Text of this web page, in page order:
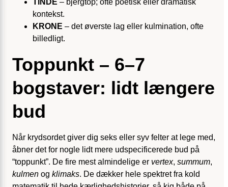
TINDE – bjergtop; ofte poetisk eller dramatisk
kontekst.
KRONE – det øverste lag eller kulmination, ofte
billedligt.
Toppunkt – 6–7
bogstaver: lidt længere
bud
Når krydsordet giver dig seks eller syv felter at lege med,
åbner det for nogle lidt mere udspecificerede bud på
“toppunkt”. De fire mest almindelige er vertex, summum,
kulmen og klimaks. De dækker hele spektret fra kold